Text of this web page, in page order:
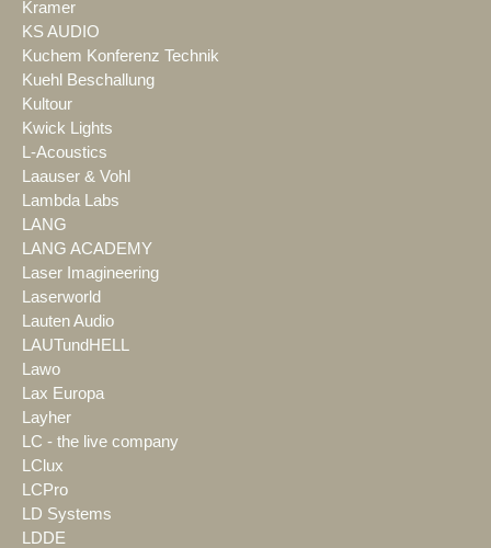
Kramer
KS AUDIO
Kuchem Konferenz Technik
Kuehl Beschallung
Kultour
Kwick Lights
L-Acoustics
Laauser & Vohl
Lambda Labs
LANG
LANG ACADEMY
Laser Imagineering
Laserworld
Lauten Audio
LAUTundHELL
Lawo
Lax Europa
Layher
LC - the live company
LClux
LCPro
LD Systems
LDDE